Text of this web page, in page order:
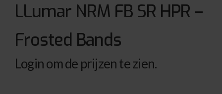
LLumar NRM FB SR HPR –
Frosted Bands
Login om de prijzen te zien.